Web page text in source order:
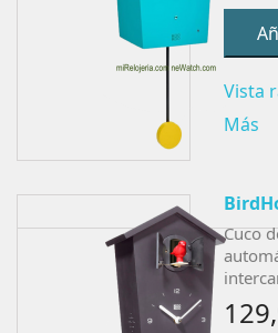
Vista
Más
Cuco